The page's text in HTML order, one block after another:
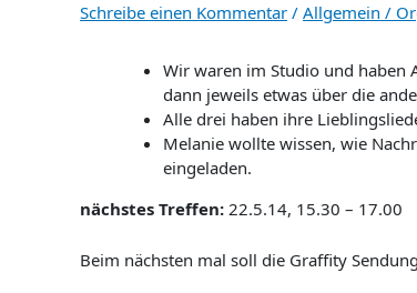
Schreibe einen Kommentar / Allgemein /
Wir waren im Studio und haben
dann jeweils etwas über die
Alle drei haben ihre
Melanie wollte wissen, wie
eingeladen.
nächstes Treffen: 22.5.14, 15.30 – 17.00
Beim nächsten mal soll die Graffity